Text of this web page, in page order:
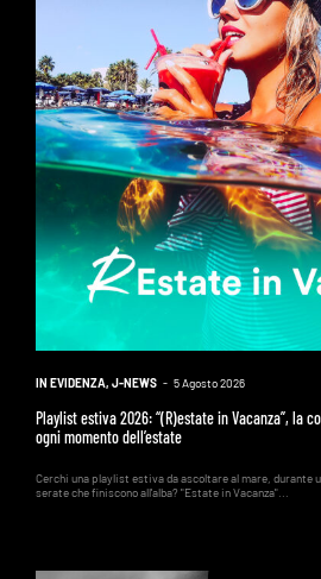
IN EVIDENZA, J-NEWS - 5 Agosto 2026
Playlist estiva 2026: “(R)estate in Vacanza”, la
ogni momento dell’estate
Cerchi una playlist estiva da ascoltare al mare, durante
serate che finiscono all'alba? "Estate in Vacanza"...